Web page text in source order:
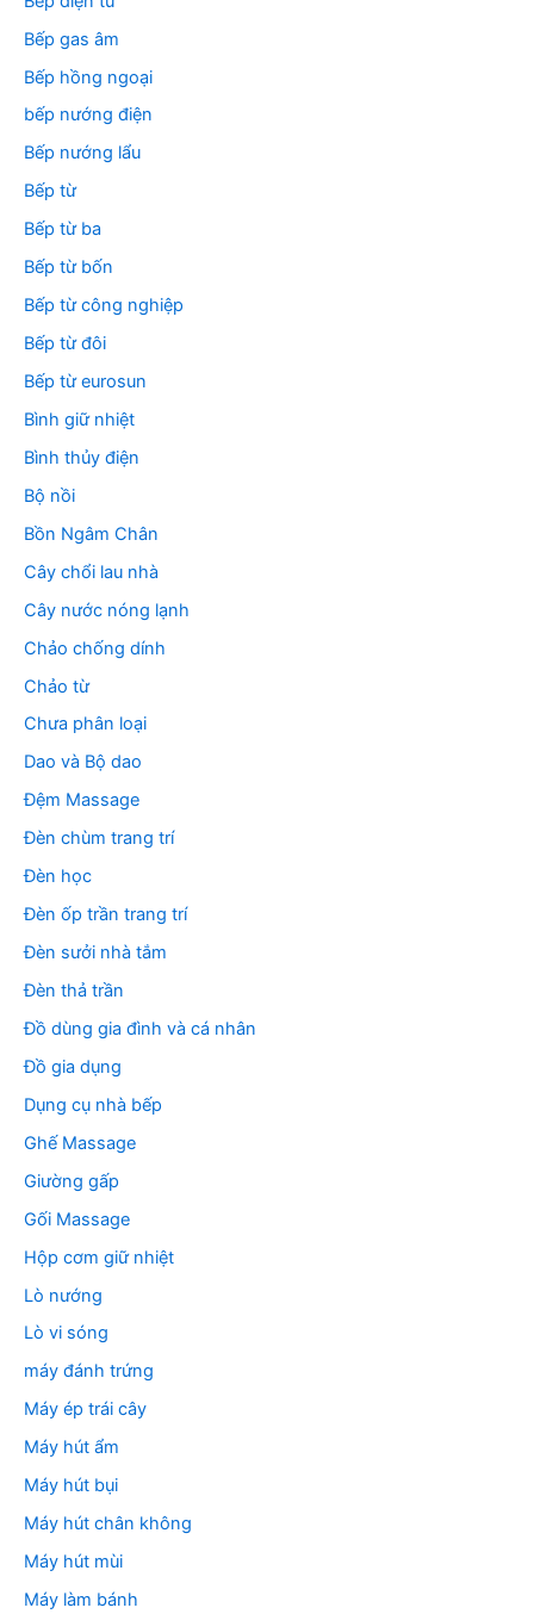
Bếp gas âm
Bếp hồng ngoại
bếp nướng điện
Bếp nướng lẩu
Bếp từ
Bếp từ ba
Bếp từ bốn
Bếp từ công nghiệp
Bếp từ đôi
Bếp từ eurosun
Bình giữ nhiệt
Bình thủy điện
Bộ nồi
Bồn Ngâm Chân
Cây chổi lau nhà
Cây nước nóng lạnh
Chảo chống dính
Chảo từ
Chưa phân loại
Dao và Bộ dao
Đệm Massage
Đèn chùm trang trí
Đèn học
Đèn ốp trần trang trí
Đèn sưởi nhà tắm
Đèn thả trần
Đồ dùng gia đình và cá nhân
Đồ gia dụng
Dụng cụ nhà bếp
Ghế Massage
Giường gấp
Gối Massage
Hộp cơm giữ nhiệt
Lò nướng
Lò vi sóng
máy đánh trứng
Máy ép trái cây
Máy hút ẩm
Máy hút bụi
Máy hút chân không
Máy hút mùi
Máy làm bánh